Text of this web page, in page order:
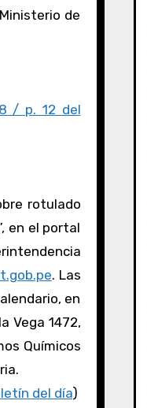
de
/ p. 12 del
rotulado
en el portal
. Las
en
Vega 1472,
Químicos
del día)